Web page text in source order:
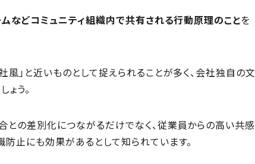
ムなどコミュニティ組織内で共有される行動原理のことを
風」と近いものとして捉えられることが多く、会社独自の文
う。
の差別化につながるだけでなく、従業員からの高い共感
止にも効果があるとして知られています。